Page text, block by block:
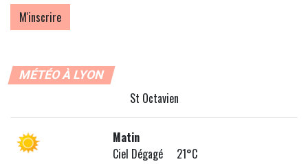
MÉTÉO À LYON
St Octavien
Matin
Ciel Dégagé 21°C